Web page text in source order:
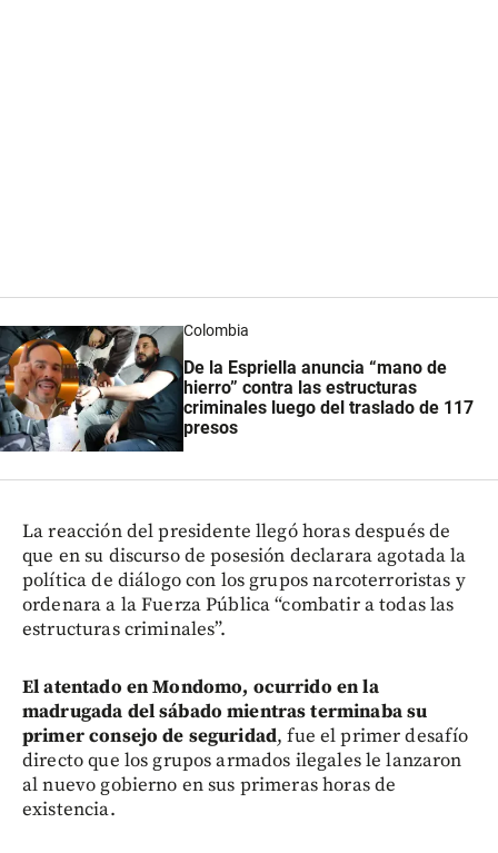
Colombia
De la Espriella anuncia “mano de
hierro” contra las estructuras
criminales luego del traslado de 117
presos
La reacción del presidente llegó horas después de
que en su discurso de posesión declarara agotada la
política de diálogo con los grupos narcoterroristas y
ordenara a la Fuerza Pública “combatir a todas las
estructuras criminales”.
El atentado en Mondomo, ocurrido en la
madrugada del sábado mientras terminaba su
primer consejo de seguridad, fue el primer desafío
directo que los grupos armados ilegales le lanzaron
al nuevo gobierno en sus primeras horas de
existencia.